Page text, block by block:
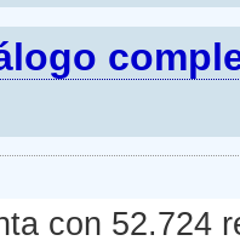
con 52.724